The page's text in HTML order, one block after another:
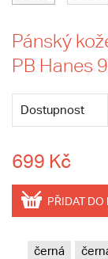
Pánský
PB Hanes
Dostupnost
699 Kč
PŘIDAT DO
černá